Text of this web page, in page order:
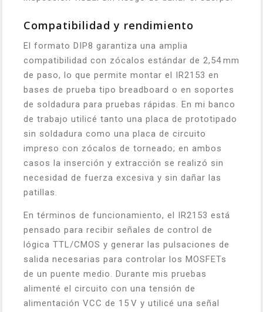
Compatibilidad y rendimiento
El formato DIP8 garantiza una amplia
compatibilidad con zócalos estándar de 2,54 mm
de paso, lo que permite montar el IR2153 en
bases de prueba tipo breadboard o en soportes
de soldadura para pruebas rápidas. En mi banco
de trabajo utilicé tanto una placa de prototipado
sin soldadura como una placa de circuito
impreso con zócalos de torneado; en ambos
casos la inserción y extracción se realizó sin
necesidad de fuerza excesiva y sin dañar las
patillas.
En términos de funcionamiento, el IR2153 está
pensado para recibir señales de control de
lógica TTL/CMOS y generar las pulsaciones de
salida necesarias para controlar los MOSFETs
de un puente medio. Durante mis pruebas
alimenté el circuito con una tensión de
alimentación VCC de 15 V y utilicé una señal